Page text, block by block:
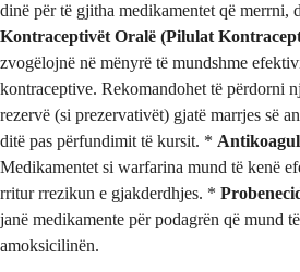
dinë për të gjitha medikamentet që merrni,
Kontraceptivët Oralë (Pilulat
zvogëlojnë në mënyrë të mundshme
kontraceptive. Rekomandohet të përdorni
rezervë (si prezervativët) gjatë marrjes së
ditë pas përfundimit të kursit. *
Medikamentet si warfarina mund të kenë
rritur rrezikun e gjakderdhjes. *
janë medikamente për podagrën që mund
amoksicilinën.